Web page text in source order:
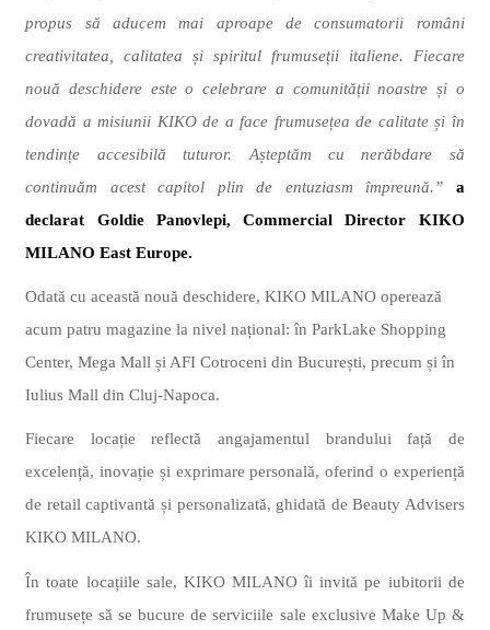
propus să aducem mai aproape de consumatorii români
creativitatea, calitatea și spiritul frumuseții italiene. Fiecare
nouă deschidere este o celebrare a comunității noastre și o
dovadă a misiunii KIKO de a face frumusețea de calitate și în
tendințe accesibilă tuturor. Așteptăm cu nerăbdare să
continuăm acest capitol plin de entuziasm împreună.” a
declarat Goldie Panovlepi, Commercial Director KIKO
MILANO East Europe.
Odată cu această nouă deschidere, KIKO MILANO operează
acum patru magazine la nivel național: în ParkLake Shopping
Center, Mega Mall și AFI Cotroceni din București, precum și în
Iulius Mall din Cluj-Napoca.
Fiecare locație reflectă angajamentul brandului față de
excelență, inovație și exprimare personală, oferind o experiență
de retail captivantă și personalizată, ghidată de Beauty Advisers
KIKO MILANO.
În toate locațiile sale, KIKO MILANO îi invită pe iubitorii de
frumusețe să se bucure de serviciile sale exclusive Make Up &